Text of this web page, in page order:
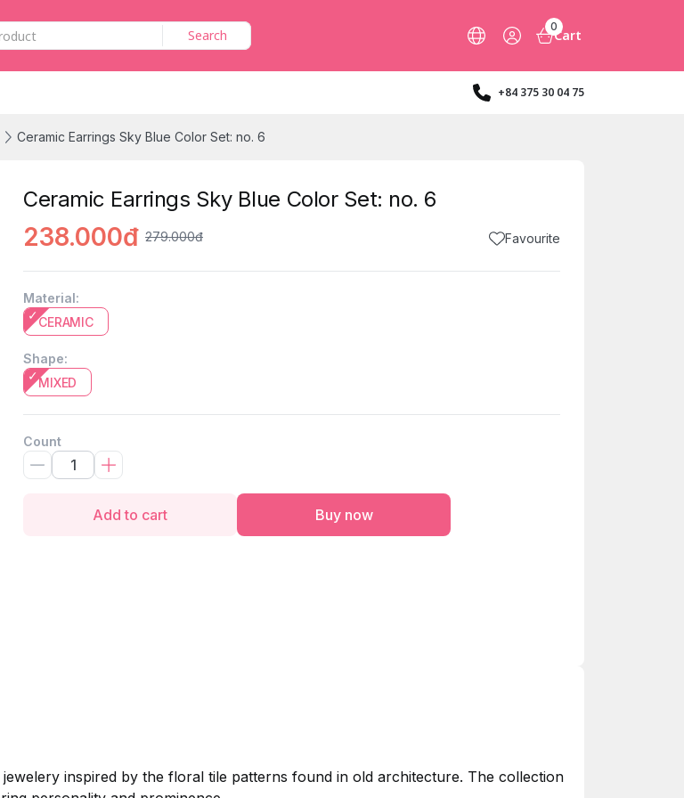
Search
0
Cart
+84 375 30 04 75
Ceramic Earrings Sky Blue Color Set: no. 6
Ceramic Earrings Sky Blue Color Set: no. 6
238.000đ 279.000đ Favourite
Material:
CERAMIC
Shape:
MIXED
Count
Add to cart Buy now
inspired by the floral tile patterns found in old architecture. The collection